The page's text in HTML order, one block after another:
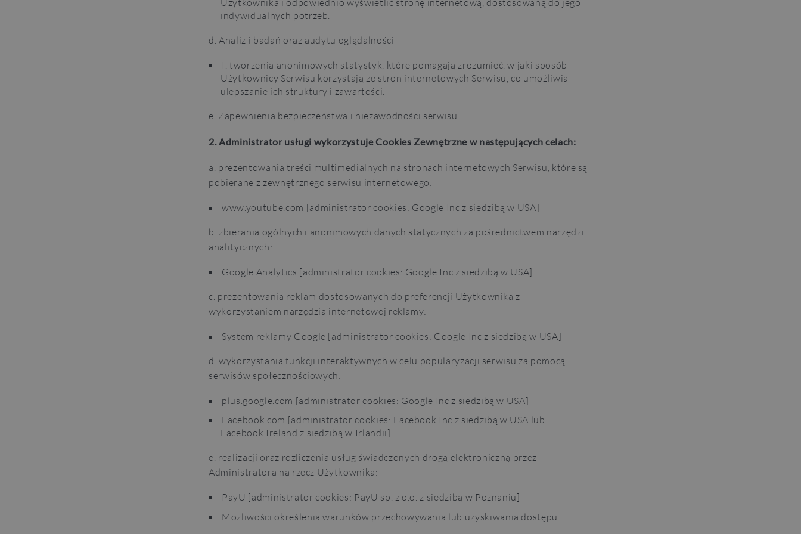
KONTAKT
indywidualnych potrzeb.
d. Analiz i badań oraz audytu oglądalności
I. tworzenia anonimowych statystyk, które pomagają zrozumieć, w jaki sposób
Użytkownicy Serwisu korzystają ze stron internetowych Serwisu, co umożliwia
ulepszanie ich struktury i zawartości.
e. Zapewnienia bezpieczeństwa i niezawodności serwisu
2. Administrator usługi wykorzystuje Cookies Zewnętrzne w następujących celach:
a. prezentowania treści multimedialnych na stronach internetowych Serwisu, które są
pobierane z zewnętrznego serwisu internetowego:
www.youtube.com [administrator cookies: Google Inc z siedzibą w USA]
b. zbierania ogólnych i anonimowych danych statycznych za pośrednictwem narzędzi
analitycznych:
Google Analytics [administrator cookies: Google Inc z siedzibą w USA]
c. prezentowania reklam dostosowanych do preferencji Użytkownika z
wykorzystaniem narzędzia internetowej reklamy:
System reklamy Google [administrator cookies: Google Inc z siedzibą w USA]
d. wykorzystania funkcji interaktywnych w celu popularyzacji serwisu za pomocą
serwisów społecznościowych:
plus.google.com [administrator cookies: Google Inc z siedzibą w USA]
Facebook.com [administrator cookies: Facebook Inc z siedzibą w USA lub
Facebook Ireland z siedzibą w Irlandii]
e. realizacji oraz rozliczenia usług świadczonych drogą elektroniczną przez
Administratora na rzecz Użytkownika:
PayU [administrator cookies: PayU sp. z o.o. z siedzibą w Poznaniu]
Możliwości określenia warunków przechowywania lub uzyskiwania dostępu